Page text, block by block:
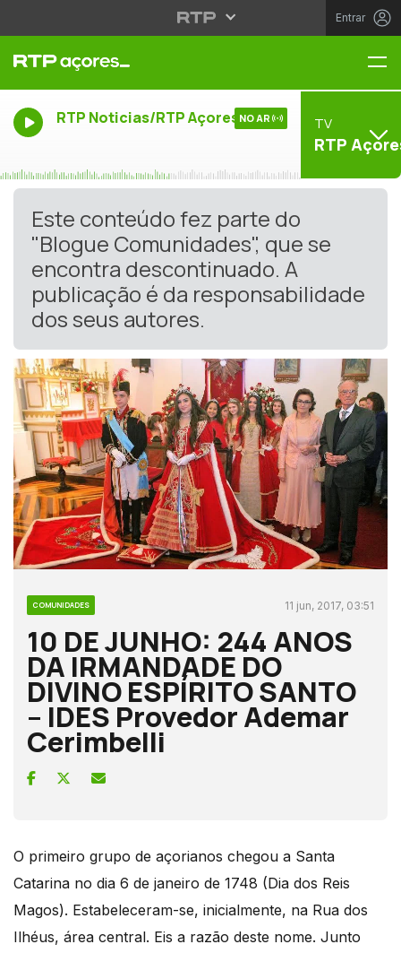
Entrar
RTP Noticias/RTP Açores NO AR TV
RTP
Este conteúdo fez parte do
"Blogue Comunidades", que se
encontra descontinuado. A
publicação é da responsabilidade
dos seus autores.
COMUNIDADES 11 jun, 2017, 03:51
10 DE JUNHO: 244 ANOS
DA IRMANDADE DO
DIVINO ESPÍRITO SANTO
– IDES Provedor Ademar
Cerimbelli
O primeiro grupo de açorianos chegou a Santa
Catarina no dia 6 de janeiro de 1748 (Dia dos Reis
Magos). Estabeleceram-se, inicialmente, na Rua dos
Ilhéus, área central. Eis a razão deste nome. Junto